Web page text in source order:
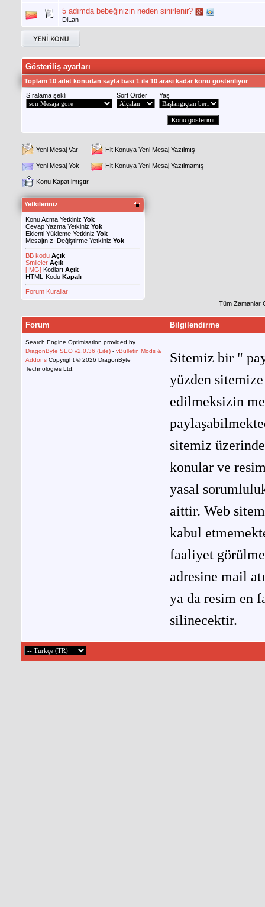
5 adımda bebeğinizin neden sinirlenir?
DiLan
Gösteriliş ayarları
Toplam 10 adet konudan sayfa basi 1 ile 10 arasi kadar konu gösteriliyor
Sıralama şekli
Sort Order Yaş
Yeni Mesaj Var Hit Konuya Yeni Mesaj Yazılmış
Yeni Mesaj Yok Hit Konuya Yeni Mesaj Yazılmamış
Konu Kapatılmıştır
Yetkileriniz
Konu Acma Yetkiniz Yok
Cevap Yazma Yetkiniz Yok
Eklenti Yükleme Yetkiniz Yok
Mesajınızı Değiştirme Yetkiniz Yok
BB kodu Açık
Smileler Açık
[IMG] Kodları Açık
HTML-Kodu Kapalı
Forum Kuralları
Tüm Zamanlar
Forum Bilgilendirme
Search Engine Optimisation provided by
DragonByte SEO v2.0.36 (Lite) - vBulletin Mods &
Addons Copyright © 2026 DragonByte
Technologies Ltd.
Sitemiz bir "
yüzden
edilmeksizin
sitemiz
konular ve
yasal
aittir. Web
kabul
faaliyet
adresine mail
ya da resim en
silinecektir.